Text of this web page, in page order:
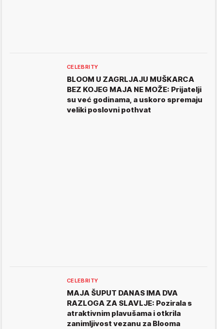
CELEBRITY
BLOOM U ZAGRLJAJU MUŠKARCA
BEZ KOJEG MAJA NE MOŽE: Prijatelji
su već godinama, a uskoro spremaju
veliki poslovni pothvat
CELEBRITY
MAJA ŠUPUT DANAS IMA DVA
RAZLOGA ZA SLAVLJE: Pozirala s
atraktivnim plavušama i otkrila
zanimljivost vezanu za Blooma